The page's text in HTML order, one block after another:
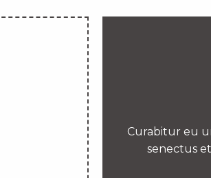
Curabitur eu
senectus